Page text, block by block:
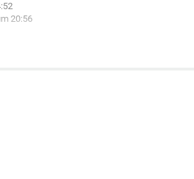
20:56